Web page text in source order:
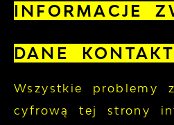
INFORMACJE
DANE
Wszystkie problemy
cyfrową tej strony